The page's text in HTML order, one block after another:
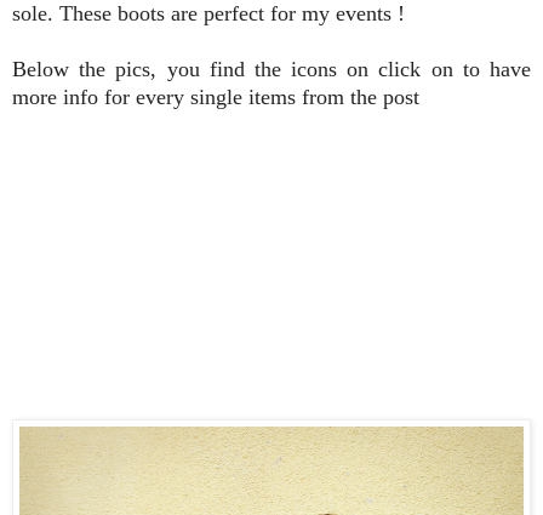
sole. These boots are perfect for my events !
Below the pics, you find the icons on click on to have
more info for every single items from the post